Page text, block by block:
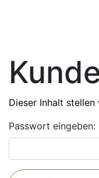
Dieser Inhalt
Passwort eingeben: